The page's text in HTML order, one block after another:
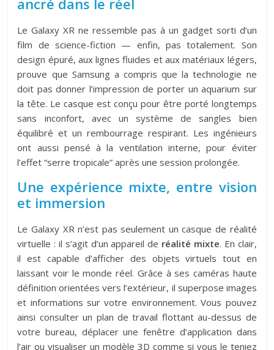
Le Galaxy XR ne ressemble pas à un gadget sorti d’un
film de science-fiction — enfin, pas totalement. Son
design épuré, aux lignes fluides et aux matériaux légers,
prouve que Samsung a compris que la technologie ne
doit pas donner l’impression de porter un aquarium sur
la tête. Le casque est conçu pour être porté longtemps
sans inconfort, avec un système de sangles bien
équilibré et un rembourrage respirant. Les ingénieurs
ont aussi pensé à la ventilation interne, pour éviter
l’effet “serre tropicale” après une session prolongée.
Une expérience mixte, entre vision
et immersion
Le Galaxy XR n’est pas seulement un casque de réalité
virtuelle : il s’agit d’un appareil de réalité mixte. En clair,
il est capable d’afficher des objets virtuels tout en
laissant voir le monde réel. Grâce à ses caméras haute
définition orientées vers l’extérieur, il superpose images
et informations sur votre environnement. Vous pouvez
ainsi consulter un plan de travail flottant au-dessus de
votre bureau, déplacer une fenêtre d’application dans
l’air ou visualiser un modèle 3D comme si vous le teniez